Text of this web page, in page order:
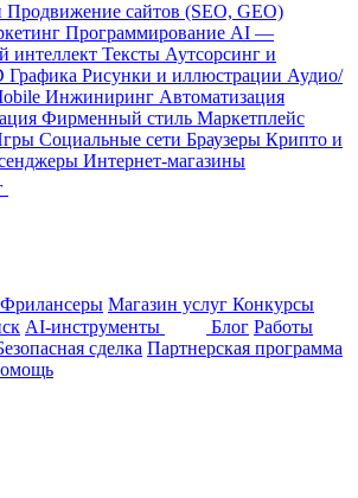
Продвижение сайтов (SEO, GEO)
Программирование AI —
интеллект Тексты Аутсорсинг и
Графика Рисунки и иллюстрации Аудио/
Инжиниринг Автоматизация
Фирменный стиль Маркетплейс
Социальные сети Браузеры Крипто и
Интернет-магазины
Фрилансеры Магазин услуг Конкурсы
AI-инструменты Блог Работы
сделка Партнерская программа